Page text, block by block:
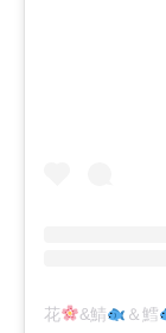
花 &鯖 ＆鱈